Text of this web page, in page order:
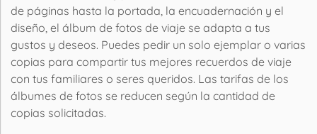
de páginas hasta la portada, la encuadernación y el
diseño, el álbum de fotos de viaje se adapta a tus
gustos y deseos. Puedes pedir un solo ejemplar o varias
copias para compartir tus mejores recuerdos de viaje
con tus familiares o seres queridos. Las tarifas de los
álbumes de fotos se reducen según la cantidad de
copias solicitadas.